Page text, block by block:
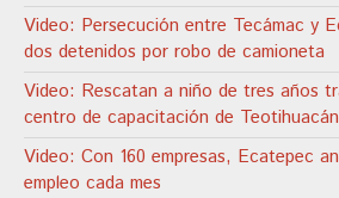
Video: Persecución entre Tecámac y
dos detenidos por robo de camioneta
Video: Rescatan a niño de tres años
centro de capacitación de Teotihuacán
Video: Con 160 empresas, Ecatepec
empleo cada mes